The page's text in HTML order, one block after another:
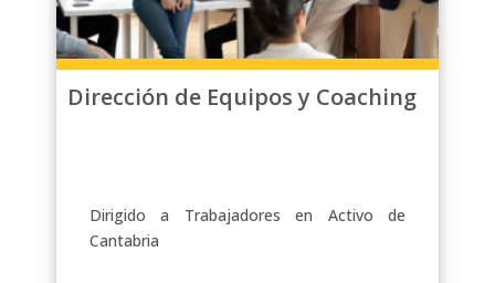
Dirección de Equipos y Coaching
Dirigido a Trabajadores en Activo de
Cantabria